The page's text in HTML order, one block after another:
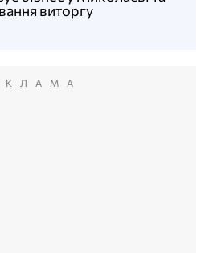
виторгу